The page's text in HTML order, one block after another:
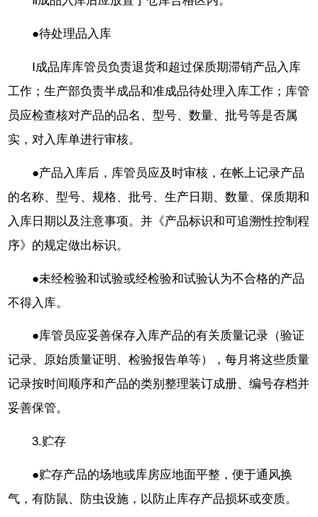
●待处理品入库
Ⅰ成品库库管员负责退货和超过保质期滞销产品入库
工作；生产部负责半成品和准成品待处理入库工作；库管
员应检查核对产品的品名、型号、数量、批号等是否属
实，对入库单进行审核。
●产品入库后，库管员应及时审核，在帐上记录产品
的名称、型号、规格、批号、生产日期、数量、保质期和
入库日期以及注意事项。并《产品标识和可追溯性控制程
序》的规定做出标识。
●未经检验和试验或经检验和试验认为不合格的产品
不得入库。
●库管员应妥善保存入库产品的有关质量记录（验证
记录、原始质量证明、检验报告单等），每月将这些质量
记录按时间顺序和产品的类别整理装订成册、编号存档并
妥善保管。
3.贮存
●贮存产品的场地或库房应地面平整，便于通风换
气，有防鼠、防虫设施，以防止库存产品损坏或变质。